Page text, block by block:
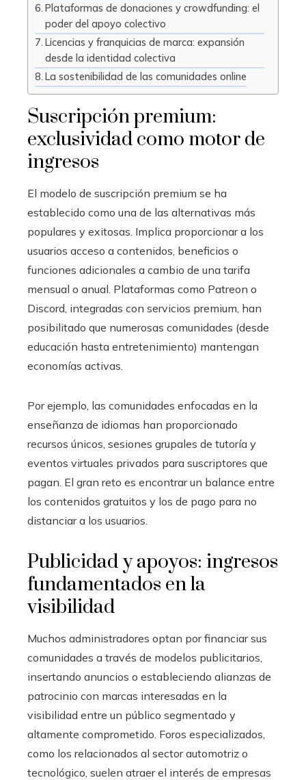
Plataformas de donaciones y crowdfunding: el
poder del apoyo colectivo
Licencias y franquicias de marca: expansión
desde la identidad colectiva
La sostenibilidad de las comunidades online
Suscripción premium:
exclusividad como motor de
ingresos
El modelo de suscripción premium se ha
establecido como una de las alternativas más
populares y exitosas. Implica proporcionar a los
usuarios acceso a contenidos, beneficios o
funciones adicionales a cambio de una tarifa
mensual o anual. Plataformas como Patreon o
Discord, integradas con servicios premium, han
posibilitado que numerosas comunidades (desde
educación hasta entretenimiento) mantengan
economías activas.
Por ejemplo, las comunidades enfocadas en la
enseñanza de idiomas han proporcionado
recursos únicos, sesiones grupales de tutoría y
eventos virtuales privados para suscriptores que
pagan. El gran reto es encontrar un balance entre
los contenidos gratuitos y los de pago para no
distanciar a los usuarios.
Publicidad y apoyos: ingresos
fundamentados en la
visibilidad
Muchos administradores optan por financiar sus
comunidades a través de modelos publicitarios,
insertando anuncios o estableciendo alianzas de
patrocinio con marcas interesadas en la
visibilidad entre un público segmentado y
altamente comprometido. Foros especializados,
como los relacionados al sector automotriz o
tecnológico, suelen atraer el interés de empresas